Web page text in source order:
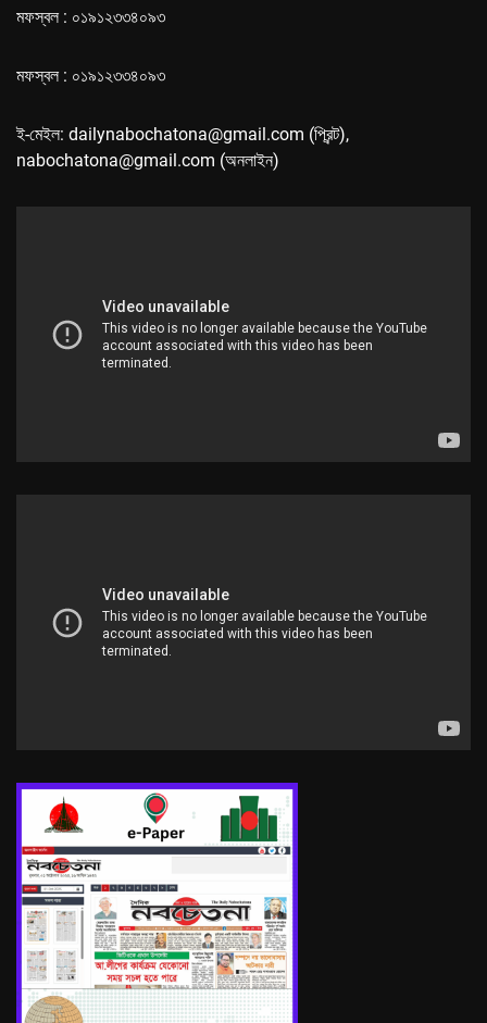
মফস্বল : ০১৯১২৩৩৪০৯৩
মফস্বল : ০১৯১২৩৩৪০৯৩
ই-মেইল: dailynabochatona@gmail.com (প্রিন্ট),
nabochatona@gmail.com (অনলাইন)